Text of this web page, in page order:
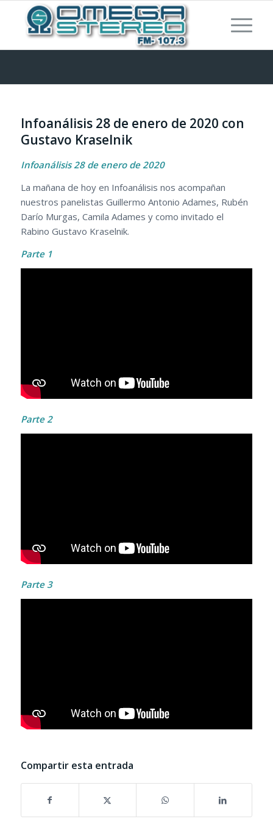
Infoanálisis 28 de enero de 2020 con
Gustavo Kraselnik
Infoanálisis 28 de enero de 2020
La mañana de hoy en Infoanálisis nos acompañan
nuestros panelistas Guillermo Antonio Adames, Rubén
Darío Murgas, Camila Adames y como invitado el
Rabino Gustavo Kraselnik.
Parte 1
Parte 2
Parte 3
Compartir esta entrada